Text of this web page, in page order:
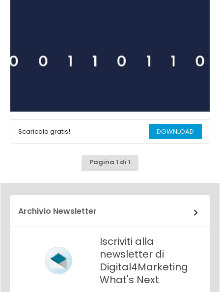
Scaricalo gratis! DOWNLOAD
Pagina 1 di 1
Archivio Newsletter
Iscriviti alla
newsletter di
Digital4Marketing
What's Next